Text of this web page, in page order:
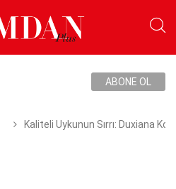
ABONE OL
Kaliteli Uykunun Sırrı: Duxiana